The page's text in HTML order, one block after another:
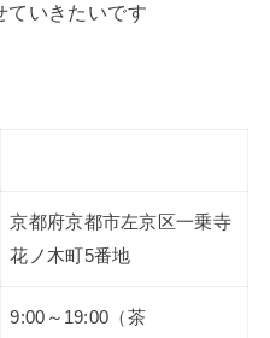
ていきたいです
京都府京都市左京区一乗寺
花ノ木町5番地
9:00～19:00（茶